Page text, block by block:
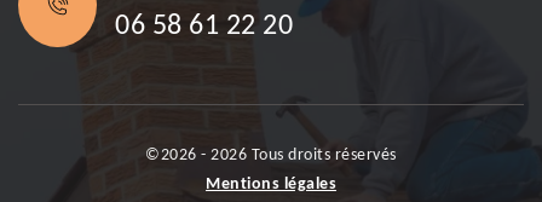
06 58 61 22 20
©2026 - 2026 Tous droits réservés
Mentions légales